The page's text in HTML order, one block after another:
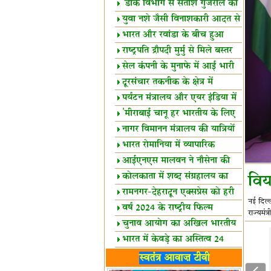
शैक्षिक सत्र शुरू
'डाक विभाग से सतीश गुजराल का
रिश्ता गहरा'
युवा नशे जैसी विनाशकारी आदत से
दूर रहें-मोदी
भारत और रवांडा के बीच हुआ
व्यापार विस्तार
राष्ट्रपति द्रौपदी मुर्मु से मिले बस्तर
के प्रतिनिधि
सेल कंपनी के मुनाफे में आई भारी
उछाल!
दूरसंचार तकनीक के क्षेत्र में
उत्कृष्टता पुरस्कार
पर्यटन मंत्रालय और एयर इंडिया में
समझौता
'मीराबाई चानू हर भारतीय के लिए
प्रेरणा'
नागर विमानन मंत्रालय की यात्रियों
को सलाह
भारत रोमानिया में व्यापारिक
साझेदारियां
आईएनएस मालवन ने नौसेना की
ताकत बढ़ाई
कोलकाता में शब्द संग्रहालय का
उद्घाटन
रामनगर-देहरादून एक्सप्रेस को हरी
झंडीवर्ष 2024 के राष्ट्रीय फिल्म
पुरस्कारों की घोषणा
चुनाव आयोग का अखिल भारतीय
मीडिया सम्मेलन
भारत में केवड़े का अस्तित्‍व 24
लाख वर्ष!
लखनऊ में 'एक राष्ट्र एक चुनाव'
स्वतंत्र आवाज़ टीवी
नई